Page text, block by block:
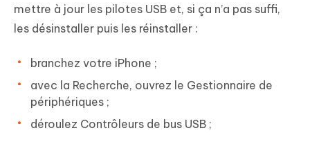
mettre à jour les pilotes USB et, si ça n’a pas suffi,
les désinstaller puis les réinstaller :
branchez votre iPhone ;
avec la Recherche, ouvrez le Gestionnaire de
périphériques ;
déroulez Contrôleurs de bus USB ;